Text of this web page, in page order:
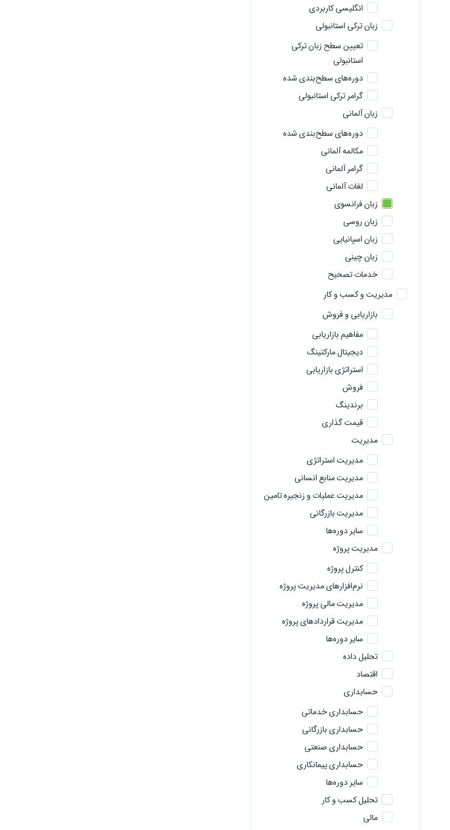
انگلیسی کاربردی
زبان ترکی استانبولی
تعیین سطح زبان ترکی
استانبولی
دوره‌های سطح‌بندی شده
گرامر ترکی استانبولی
زبان آلمانی
دوره‌های سطح‌بندی شده
مکالمه آلمانی
گرامر آلمانی
لغات آلمانی
زبان فرانسوی
زبان روسی
زبان اسپانیایی
زبان چینی
خدمات تصحیح
مدیریت و کسب و کار
بازاریابی و فروش
مفاهیم بازاریابی
دیجیتال مارکتینگ
استراتژی بازاریابی
فروش
برندینگ
قیمت گذاری
مدیریت
مدیریت استراتژی
مدیریت منابع انسانی
مدیریت عملیات و زنجیره تامین
مدیریت بازرگانی
سایر دوره‌ها
مدیریت پروژه
کنترل پروژه
نرم‌افزارهای مدیریت پروژه
مدیریت مالی پروژه
مدیریت قراردادهای پروژه
سایر دوره‌ها
تحلیل داده
اقتصاد
حسابداری
حسابداری خدماتی
حسابداری بازرگانی
حسابداری صنعتی
حسابداری پیمانکاری
سایر دوره‌ها
تحلیل کسب و کار
مالی